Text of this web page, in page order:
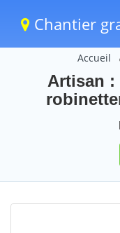
Chantier
Accueil
Artisan :